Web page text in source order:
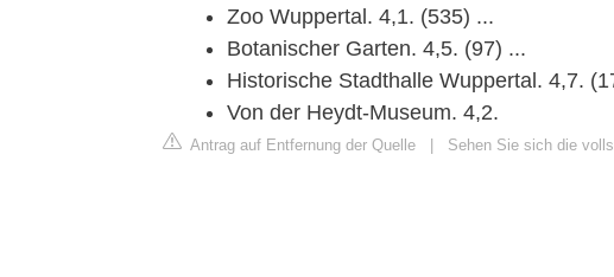
Zoo Wuppertal. 4,1. (535) ...
Botanischer Garten. 4,5. (97) ...
Historische Stadthalle Wuppertal. 4,7.
Von der Heydt-Museum. 4,2.
Antrag auf Entfernung der Quelle Sehen Sie sich die